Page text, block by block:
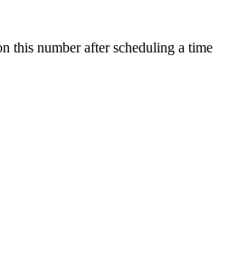
this number after scheduling a time